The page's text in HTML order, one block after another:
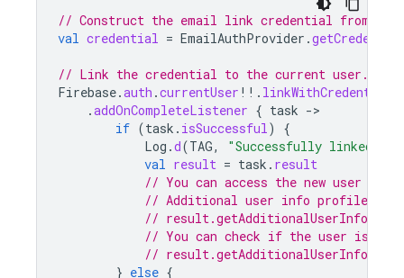
// Construct the email link credential from the
val credential = EmailAuthProvider .
// Link the credential to the current user.
Firebase.auth .currentUser !! . linkWithCredential
.addOnCompleteListener { task -
if (task . isSuccessful)
{
Log .d(TAG,
"Successfully linked
val result = task . result
// You can access the new user via
// Additional user info profile
//
// You can check if the user is
//
} else {